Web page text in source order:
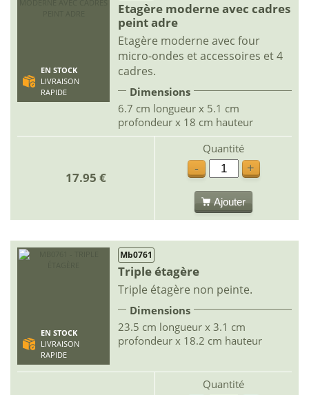
EN STOCK
LIVRAISON
RAPIDE
Etagère moderne avec cadres
peint adre
Etagère moderne avec four
micro-ondes et accessoires et 4
cadres.
Dimensions
6.7 cm longueur x 5.1 cm
profondeur x 18 cm hauteur
17.95 €
Quantité
-
+
Ajouter
EN STOCK
LIVRAISON
RAPIDE
Mb0761
Triple étagère
Triple étagère non peinte.
Dimensions
23.5 cm longueur x 3.1 cm
profondeur x 18.2 cm hauteur
Quantité